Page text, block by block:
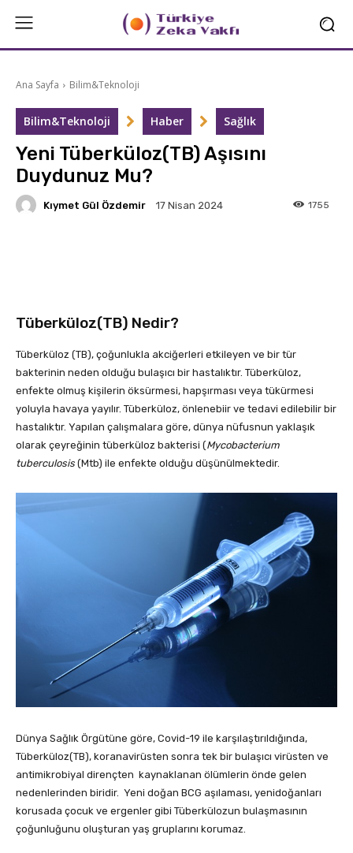
Ana Sayfa Bilim&Teknoloji
Bilim&Teknoloji Haber Sağlık
Yeni Tüberküloz(TB) Aşısını
Duydunuz Mu?
Kıymet Gül Özdemir 17 Nisan 2024 1755
Tüberküloz(TB) Nedir?
Tüberküloz (TB), çoğunlukla akciğerleri etkileyen ve bir tür
bakterinin neden olduğu bulaşıcı bir hastalıktır. Tüberküloz,
enfekte olmuş kişilerin öksürmesi, hapşırması veya tükürmesi
yoluyla havaya yayılır. Tüberküloz, önlenebiir ve tedavi edilebilir bir
hastalıktır. Yapılan çalışmalara göre, dünya nüfusnun yaklaşık
olarak çeyreğinin tüberküloz bakterisi (Mycobacterium
tuberculosis (Mtb) ile enfekte olduğu düşünülmektedir.
Dünya Sağlık Örgütüne göre, Covid-19 ile karşılaştırıldığında,
Tüberküloz(TB), koranavirüsten sonra tek bir bulaşıcı virüsten ve
antimikrobiyal dirençten kaynaklanan ölümlerin önde gelen
nedenlerinden biridir. Yeni doğan BCG aşılaması, yenidoğanları
korusada çocuk ve ergenler gibi Tüberkülozun bulaşmasının
çoğunluğunu oluşturan yaş gruplarını korumaz.